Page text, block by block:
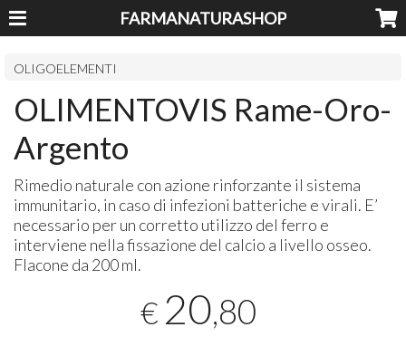
FARMANATURASHOP
OLIGOELEMENTI
OLIMENTOVIS Rame-Oro-
Argento
Rimedio naturale con azione rinforzante il sistema
immunitario, in caso di infezioni batteriche e virali. E’
necessario per un corretto utilizzo del ferro e
interviene nella fissazione del calcio a livello osseo.
Flacone da 200 ml.
€ 20,80